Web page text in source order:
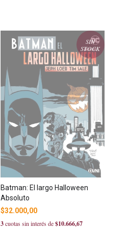
SIN
STOCK
Batman: El largo Halloween
Absoluto
$32.000,00
3cuotas sin interés de$10.666,67